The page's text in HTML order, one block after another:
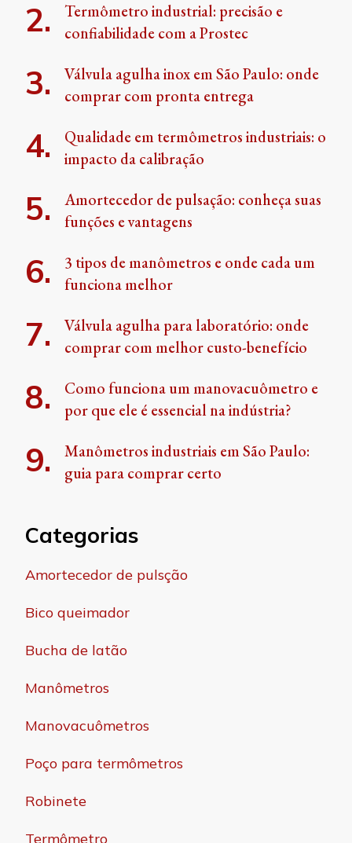
Termômetro industrial: precisão e
confiabilidade com a Prostec
Válvula agulha inox em São Paulo: onde
comprar com pronta entrega
Qualidade em termômetros industriais: o
impacto da calibração
Amortecedor de pulsação: conheça suas
funções e vantagens
3 tipos de manômetros e onde cada um
funciona melhor
Válvula agulha para laboratório: onde
comprar com melhor custo-benefício
Como funciona um manovacuômetro e
por que ele é essencial na indústria?
Manômetros industriais em São Paulo:
guia para comprar certo
Categorias
Amortecedor de pulsção
Bico queimador
Bucha de latão
Manômetros
Manovacuômetros
Poço para termômetros
Robinete
Termômetro